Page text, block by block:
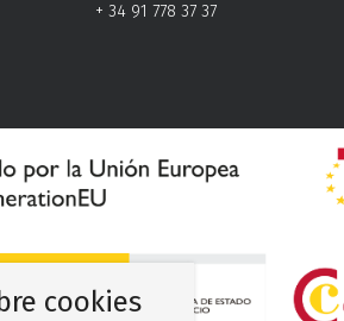
+ 34 91 778 37 37
cookies